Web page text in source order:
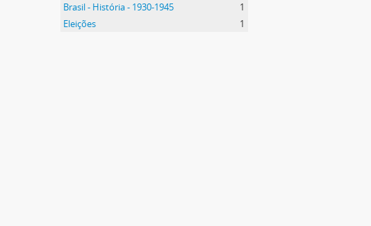
Brasil - História - 1930-1945
1
Eleições
1